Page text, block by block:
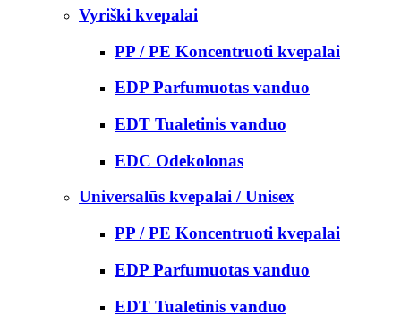
Vyriški kvepalai
PP / PE Koncentruoti kvepalai
EDP Parfumuotas vanduo
EDT Tualetinis vanduo
EDC Odekolonas
Universalūs kvepalai / Unisex
PP / PE Koncentruoti kvepalai
EDP Parfumuotas vanduo
EDT Tualetinis vanduo